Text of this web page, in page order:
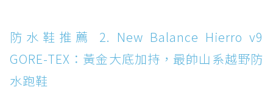
防水鞋推薦 14. SKECHERS BADGER
WATERPROOF：一踩即穿懶人神器！搭載固特
異大底與全防水厚底健走鞋
防水鞋推薦 15. Brooks Cascadia 19 GTX：注
防水鞋推薦 2. New Balance Hierro v9
GORE-TEX：黃金大底加持，最帥山系越野防
水跑鞋